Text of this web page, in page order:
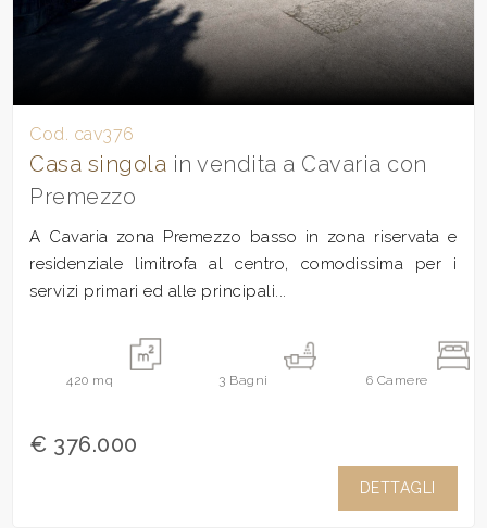
Cod. cav376
Casa singola in vendita a Cavaria con
Premezzo
A Cavaria zona Premezzo basso in zona riservata e
residenziale limitrofa al centro, comodissima per i
servizi primari ed alle principali...
420 mq 3 Bagni 6 Camere
€ 376.000
DETTAGLI